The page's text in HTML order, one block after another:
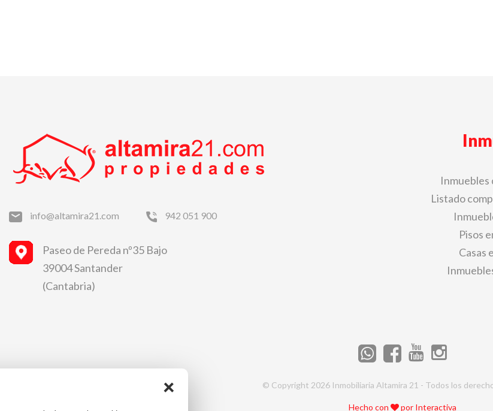
info@altamira21.com 942 051 900
Paseo de Pereda nº35 Bajo
39004 Santander
(Cantabria)
Inmuebles
Listado
Pisos
Casas
© Copyright 2026 Inmobiliaria Altamira 21 - Todos los
Hecho con por Interactiva
×